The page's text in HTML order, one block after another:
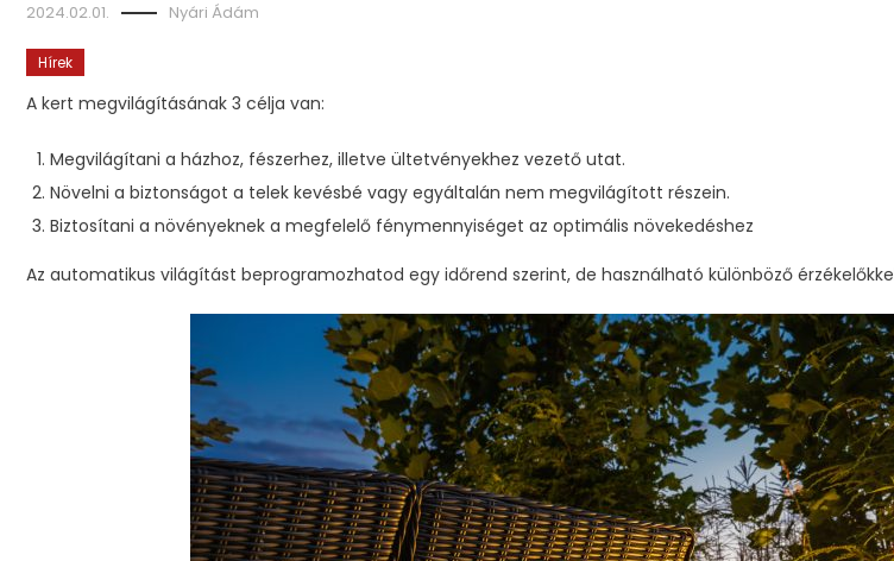
2024.02.01. Nyári Ádám
Hírek
A kert megvilágításának 3 célja van:
Megvilágítani a házhoz, fészerhez, illetve ültetvényekhez vezető utat.
Növelni a biztonságot a telek kevésbé vagy egyáltalán nem megvilágított részein.
Biztosítani a növényeknek a megfelelő fénymennyiséget az optimális növekedéshez
Az automatikus világítást beprogramozhatod egy időrend szerint, de használható különböző